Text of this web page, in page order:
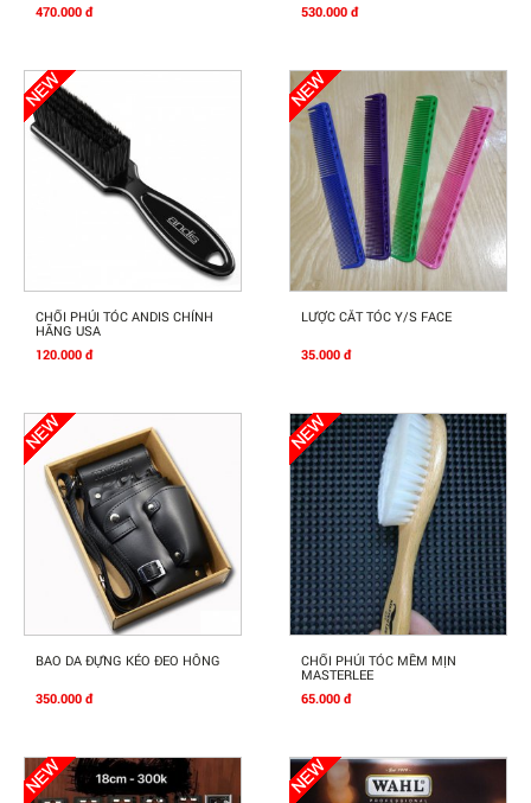
470.000 đ
530.000 đ
Mua Ngay
CHỔI PHỦI TÓC ANDIS CHÍNH
HÃNG USA
120.000 đ
Mua Ngay
LƯỢC CẮT TÓC Y/S FACE
35.000 đ
Mua Ngay
BAO DA ĐỰNG KÉO ĐEO HÔNG
350.000 đ
Mua Ngay
CHỔI PHỦI TÓC MỀM MỊN
MASTERLEE
65.000 đ